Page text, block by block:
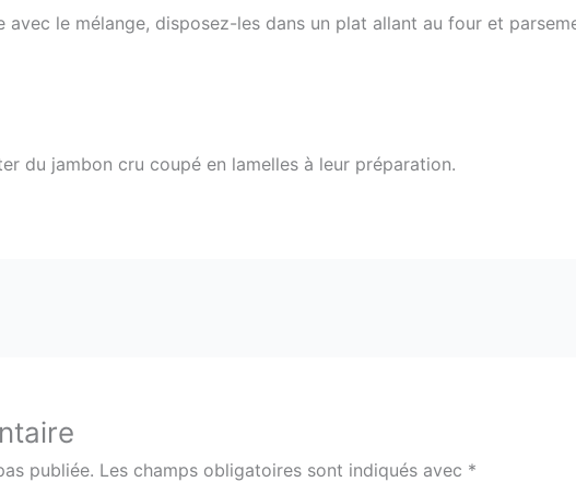
avec le mélange, disposez-les dans un plat allant au four et
du jambon cru coupé en lamelles à leur préparation.
publiée. Les champs obligatoires sont indiqués avec *